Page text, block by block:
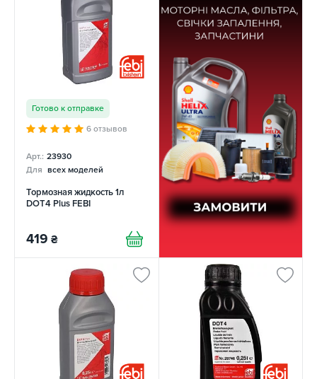
Готово к отправке
6 отзывов
Арт.: 23930
Для всех моделей
Тормозная жидкость 1л
DOT4 Plus FEBI
419 ₴